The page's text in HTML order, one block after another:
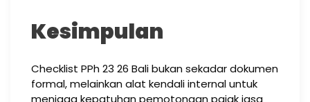
Kesimpulan
Checklist PPh 23 26 Bali bukan sekadar dokumen
formal, melainkan alat kendali internal untuk
menjaga kepatuhan pemotongan pajak jasa